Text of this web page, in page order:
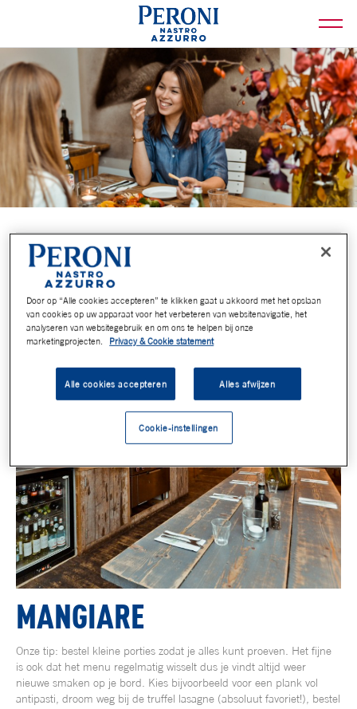
MANGIARE
Onze tip: bestel kleine porties zodat je alles kunt proeven. Het fijne
is ook dat het menu regelmatig wisselt dus je vindt altijd weer
nieuwe smaken op je bord. Kies bijvoorbeeld voor een plank vol
antipasti, droom weg bij de truffel lasagne (absoluut favoriet!), bestel
Door op “Alle cookies accepteren” te klikken gaat u akkoord met het opslaan
van cookies op uw apparaat voor het verbeteren van websitenavigatie, het
analyseren van websitegebruik en om ons te helpen bij onze
marketingprojecten.
Privacy & Cookie statement
Alle cookies accepteren Alles afwijzen
Cookie-instellingen